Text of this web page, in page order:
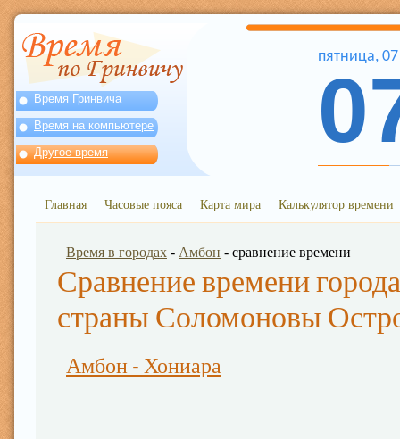
Время Гринвича
Время на компьютере
Другое время
пятница, 07
Главная Часовые пояса Карта мира Калькулятор времени
Время в городах - Амбон - сравнение времени
Сравнение времени
страны Соломоновы
Амбон - Хониара